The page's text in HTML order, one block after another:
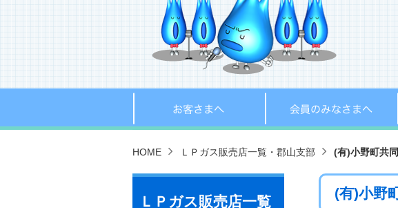
お客さまへ
HOME ＬＰガス販売店一覧・郡山支部 (有)小野町共
(有)小野
ＬＰガス販売店一覧